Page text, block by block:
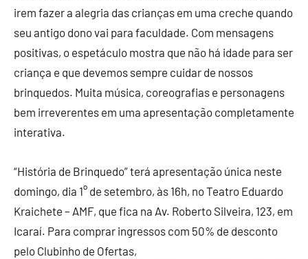
irem fazer a alegria das crianças em uma creche quando
seu antigo dono vai para faculdade. Com mensagens
positivas, o espetáculo mostra que não há idade para ser
criança e que devemos sempre cuidar de nossos
brinquedos. Muita música, coreografias e personagens
bem irreverentes em uma apresentação completamente
interativa.
“História de Brinquedo” terá apresentação única neste
domingo, dia 1° de setembro, às 16h, no Teatro Eduardo
Kraichete – AMF, que fica na Av. Roberto Silveira, 123, em
Icaraí. Para comprar ingressos com 50% de desconto
pelo Clubinho de Ofertas,